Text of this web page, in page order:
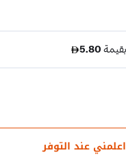
اعلمني عند التوفر